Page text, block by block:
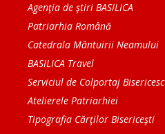
Agenţia de ştiri BASILICA
Patriarhia Română
Catedrala Mântuirii Neamului
BASILICA Travel
Serviciul de Colportaj Bisericesc
Atelierele Patriarhiei
Tipografia Cărţilor Bisericeşti